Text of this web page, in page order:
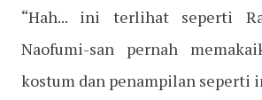
“Hah... ini terlihat seperti
Naofumi-san pernah
kostum dan penampilan seperti